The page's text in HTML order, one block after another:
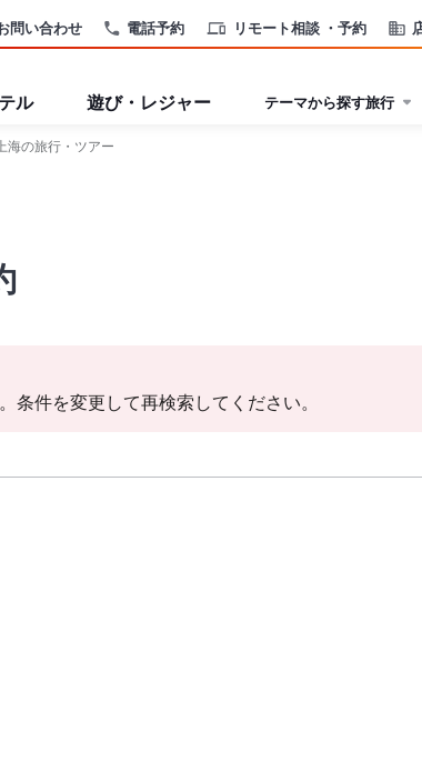
電話予約 リモート相談 ・予約
問い合わせ
ル 遊び・レジャー テーマから探す旅行
海の旅行・ツアー
件を変更して再検索してください。